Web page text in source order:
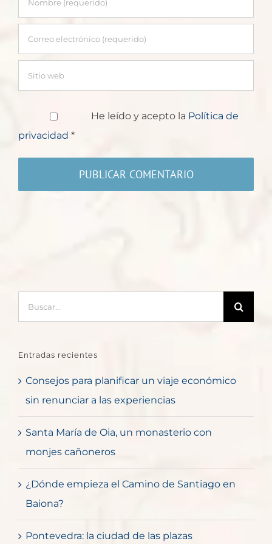
He leído y acepto la Política de
privacidad *
Entradas recientes
Consejos para planificar un viaje económico
sin renunciar a las experiencias
Santa María de Oia, un monasterio con
monjes cañoneros
¿Dónde empieza el Camino de Santiago en
Baiona?
Pontevedra: la ciudad de las plazas